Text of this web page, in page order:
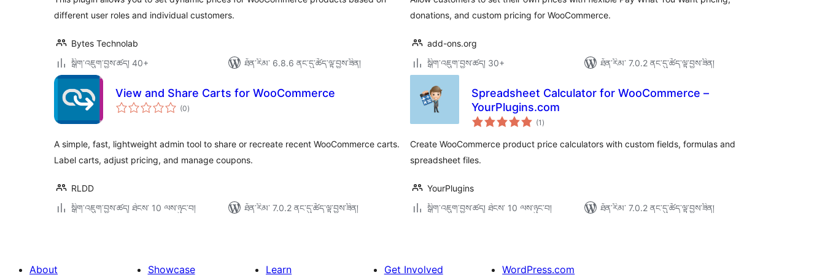
different user roles and individual customers.
Bytes Technolab
སྒྲིག་འཇུག་བྱས་ཚད། 40+
ཐོན་རིམ་ 6.8.6 ནང་དུ་ཚོད་ལྟ་བྱས་ཟིན།
donations, and custom pricing for WooCommerce.
add-ons.org
སྒྲིག་འཇུག་བྱས་ཚད། 30+
ཐོན་རིམ་ 7.0.2 ནང་དུ་ཚོད་ལྟ་བྱས་ཟིན།
View and Share Carts for WooCommerce
(0གདེང་
འཇོག་
)
A simple, fast, lightweight admin tool to share or recreate recent WooCommerce carts.
Label carts, adjust pricing, and manage coupons.
RLDD
སྒྲིག་འཇུག་བྱས་ཚད། ཐེངས་ 10 ལས་ཉུང་བ།
ཐོན་རིམ་ 7.0.2 ནང་དུ་ཚོད་ལྟ་བྱས་ཟིན།
Spreadsheet Calculator for WooCommerce –
YourPlugins.com
(1 གདེང་
འཇོག་
ཚང་།
)
Create WooCommerce product price calculators with custom fields, formulas and
spreadsheet files.
YourPlugins
སྒྲིག་འཇུག་བྱས་ཚད། ཐེངས་ 10 ལས་ཉུང་བ།
ཐོན་རིམ་ 7.0.2 ནང་དུ་ཚོད་ལྟ་བྱས་ཟིན།
About Showcase Learn Get Involved WordPress.com